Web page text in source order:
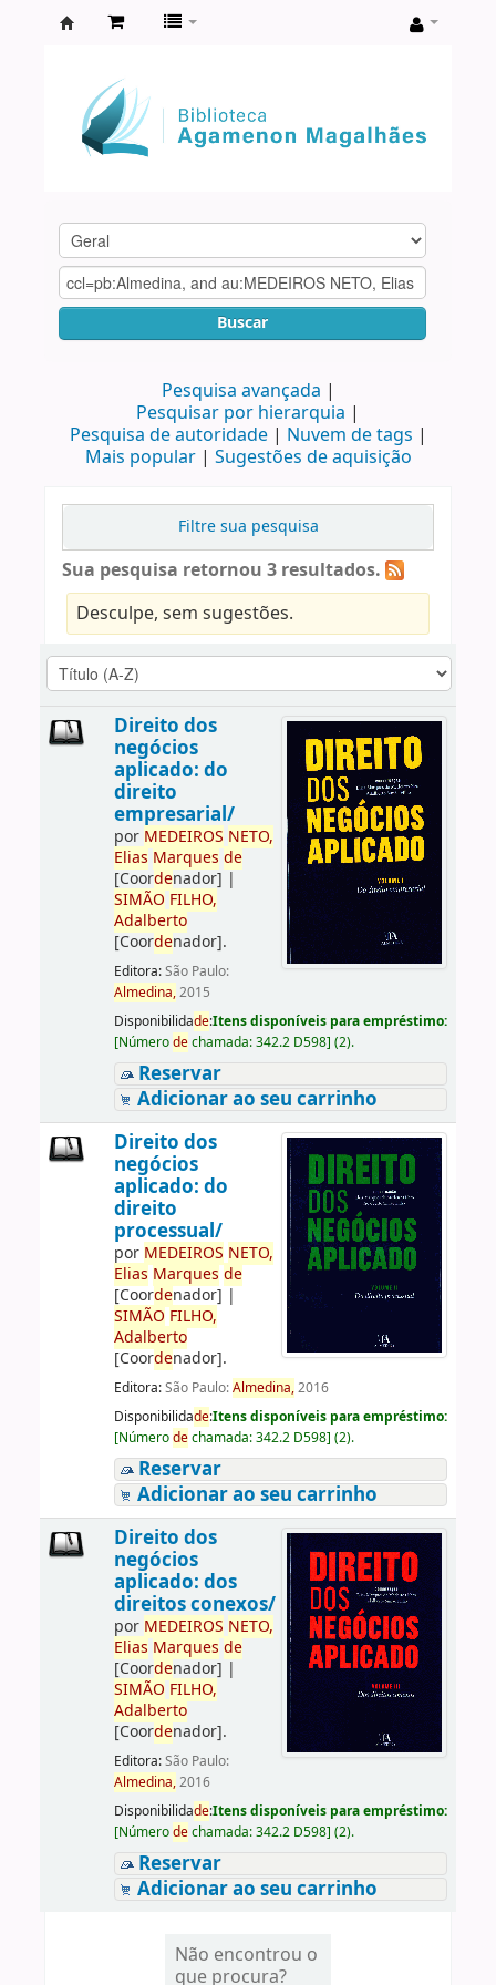
Agamenon
Magalhães
Buscar
Pesquisa avançada
Pesquisar por hierarquia
Pesquisa de autoridade
Nuvem de tags
Mais popular
Sugestões de aquisição
Filtre sua pesquisa
Sua pesquisa retornou 3 resultados.
Desculpe, sem sugestões.
Direito dos
negócios
aplicado: do
direito
empresarial/
por MEDEIROS NETO,
Elias Marques de
[Coordenador] |
SIMÃO FILHO,
Adalberto
[Coordenador].
Editora:São Paulo:
Almedina,2015
Disponibilidade:Itens disponíveis para empréstimo:
[Númerodechamada:342.2 D598] (2).
Reservar
Adicionar ao seu carrinho
Direito dos
negócios
aplicado: do
direito
processual/
por MEDEIROS NETO,
Elias Marques de
[Coordenador] |
SIMÃO FILHO,
Adalberto
[Coordenador].
Editora:São Paulo:Almedina,2016
Disponibilidade:Itens disponíveis para empréstimo:
[Númerodechamada:342.2 D598] (2).
Reservar
Adicionar ao seu carrinho
Direito dos
negócios
aplicado: dos
direitos conexos/
por MEDEIROS NETO,
Elias Marques de
[Coordenador] |
SIMÃO FILHO,
Adalberto
[Coordenador].
Editora:São Paulo:
Almedina,2016
Disponibilidade:Itens disponíveis para empréstimo:
[Númerodechamada:342.2 D598] (2).
Reservar
Adicionar ao seu carrinho
Não encontrou o
que procura?